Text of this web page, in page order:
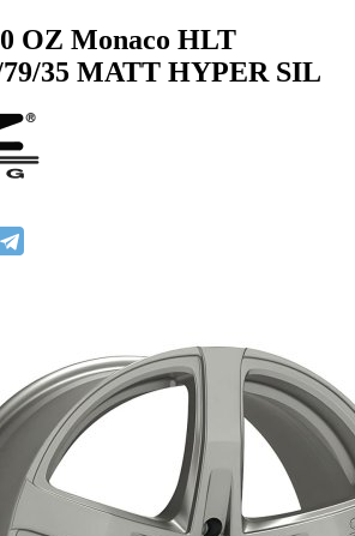
OZ Monaco HLT
79/35 MATT HYPER SIL